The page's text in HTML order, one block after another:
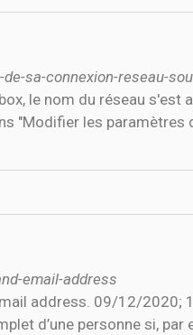
sa-connexion-reseau-
le nom du réseau s'est
"Modifier les paramètres
email-address
address. 09/12/2020;
d’une personne si, par